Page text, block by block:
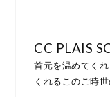
CC PLAIS
首元を温めてく
くれるこのご時世